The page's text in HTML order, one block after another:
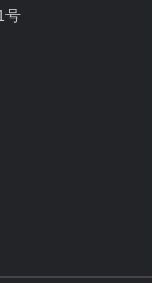
号